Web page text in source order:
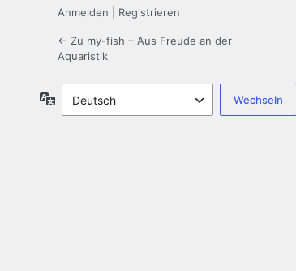
Anmelden Registrieren
← Zu my-fish – Aus Freude an der
Aquaristik
Sprache